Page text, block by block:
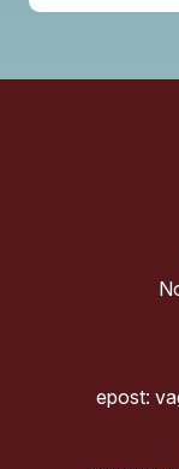
epost: